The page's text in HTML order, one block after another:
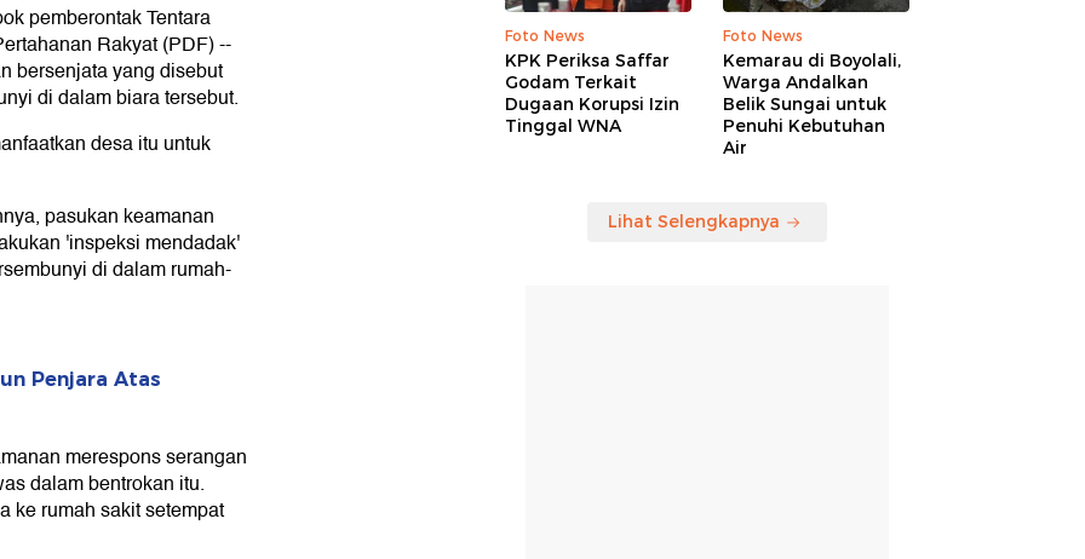
pemberontak Tentara
Rakyat (PDF) --
bersenjata yang disebut
di dalam biara tersebut.
desa itu untuk
pasukan keamanan
'inspeksi mendadak'
di dalam rumah-
Penjara Atas
merespons serangan
dalam bentrokan itu.
ke rumah sakit setempat
Foto News
KPK Periksa Saffar
Godam Terkait
Dugaan Korupsi Izin
Tinggal WNA
Foto News
Kemarau di Boyolali,
Warga Andalkan
Belik Sungai untuk
Penuhi Kebutuhan
Air
Lihat Selengkapnya